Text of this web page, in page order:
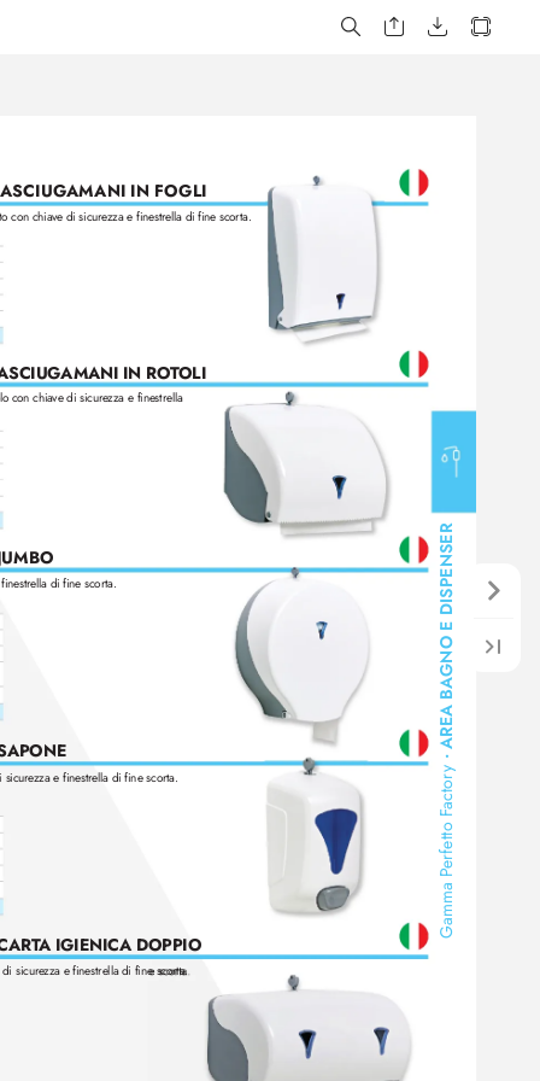
Gamma P
erfetto F
actor
y
•
AREA BA
GNO E DISPENSER
AMANI IN FOGLI
di sicurezza e finestrella di fine scorta.
sicurezza e finestrella di fine scorta.
di fine scorta.
con chiave di sicurezza e finestrella
con chiave di sicurezza e finestrella di fine scorta.
A IGIENICA DOPPIO
AMANI IN ROTOLI
sicurezza e finestrella di fine scorta.